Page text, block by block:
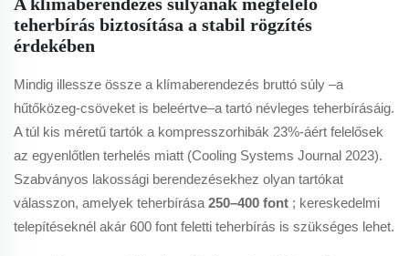
teherbírás biztosítása a stabil rögzítés
érdekében
Mindig illessze össze a klímaberendezés bruttó súly –a
hűtőközeg-csöveket is beleértve–a tartó névleges teherbírásáig.
A túl kis méretű tartók a kompresszorhibák 23%-áért felelősek
az egyenlőtlen terhelés miatt (Cooling Systems Journal 2023).
Szabványos lakossági berendezésekhez olyan tartókat
válasszon, amelyek teherbírása 250–400 font ; kereskedelmi
telepítéseknél akár 600 font feletti teherbírás is szükséges lehet.